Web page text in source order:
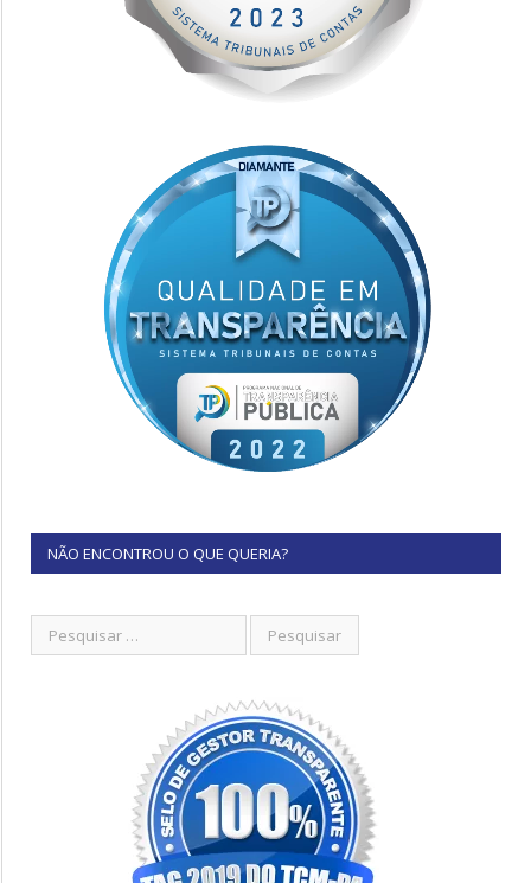
NÃO ENCONTROU O QUE QUERIA?